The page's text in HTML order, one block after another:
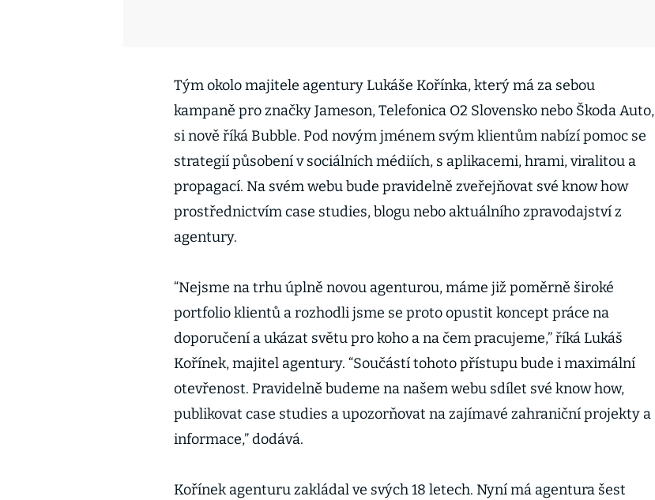
Tým okolo majitele agentury Lukáše Kořínka, který má za sebou
kampaně pro značky Jameson, Telefonica O2 Slovensko nebo Škoda Auto,
si nově říká Bubble. Pod novým jménem svým klientům nabízí pomoc se
strategií působení v sociálních médiích, s aplikacemi, hrami, viralitou a
propagací. Na svém webu bude pravidelně zveřejňovat své know how
prostřednictvím case studies, blogu nebo aktuálního zpravodajství z
agentury.
“Nejsme na trhu úplně novou agenturou, máme již poměrně široké
portfolio klientů a rozhodli jsme se proto opustit koncept práce na
doporučení a ukázat světu pro koho a na čem pracujeme,” říká Lukáš
Kořínek, majitel agentury. “Součástí tohoto přístupu bude i maximální
otevřenost. Pravidelně budeme na našem webu sdílet své know how,
publikovat case studies a upozorňovat na zajímavé zahraniční projekty a
informace,” dodává.
Kořínek agenturu zakládal ve svých 18 letech. Nyní má agentura šest